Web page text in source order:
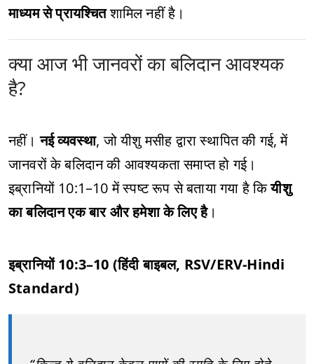
माध्यम से प्रायश्चितशामिल नहीं है।
क्या आज भी जानवरों का बलिदान आवश्यक
है?
नहीं।नई व्यवस्था, जो यीशु मसीह द्वारा स्थापित की गई, में
जानवरों के बलिदान की आवश्यकता समाप्त हो गई।
इब्रानियों 10:1–10 में स्पष्ट रूप से बताया गया है कियीशु
का बलिदान एक बार और हमेशा के लिए है।
इब्रानियों 10:3–10 (हिंदी बाइबल, RSV/ERV-Hindi
Standard)